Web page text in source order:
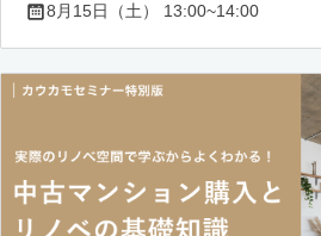
8月15日（土） 13:00~14:00